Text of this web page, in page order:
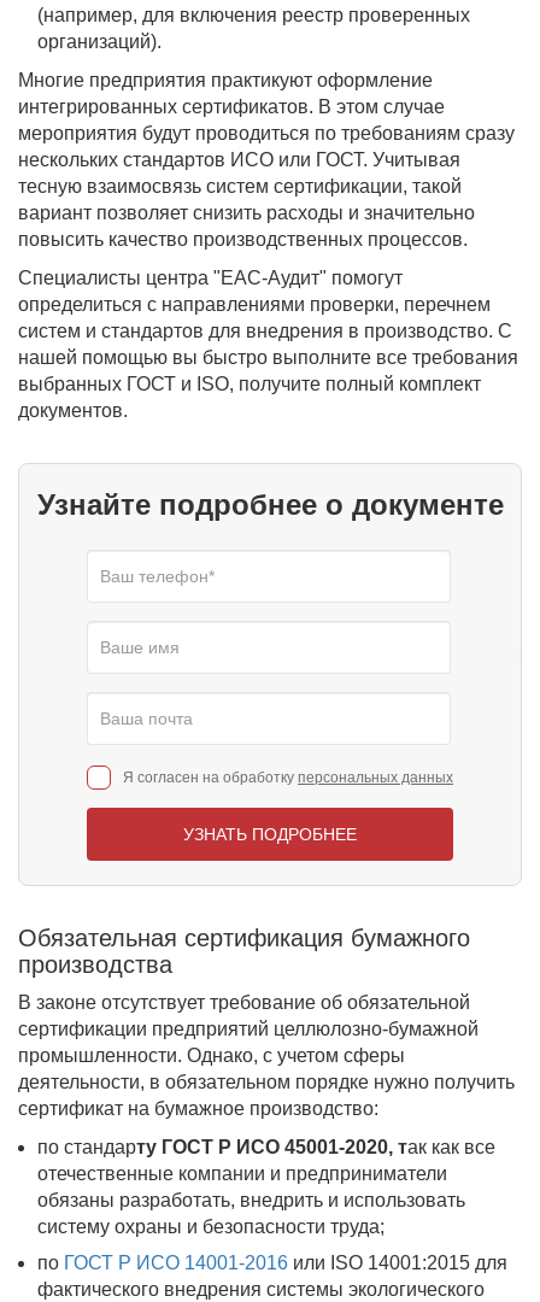
(например, для включения реестр проверенных
организаций).
Многие предприятия практикуют оформление
интегрированных сертификатов. В этом случае
мероприятия будут проводиться по требованиям сразу
нескольких стандартов ИСО или ГОСТ. Учитывая
тесную взаимосвязь систем сертификации, такой
вариант позволяет снизить расходы и значительно
повысить качество производственных процессов.
Специалисты центра "ЕАС-Аудит" помогут
определиться с направлениями проверки, перечнем
систем и стандартов для внедрения в производство. С
нашей помощью вы быстро выполните все требования
выбранных ГОСТ и ISO, получите полный комплект
документов.
Узнайте подробнее о документе
Я согласен на обработку персональных данных
УЗНАТЬ ПОДРОБНЕЕ
Обязательная сертификация бумажного
производства
В законе отсутствует требование об обязательной
сертификации предприятий целлюлозно-бумажной
промышленности. Однако, с учетом сферы
деятельности, в обязательном порядке нужно получить
сертификат на бумажное производство:
по стандарту ГОСТ Р ИСО 45001-2020, так как все
отечественные компании и предприниматели
обязаны разработать, внедрить и использовать
систему охраны и безопасности труда;
по ГОСТ Р ИСО 14001-2016 или ISO 14001:2015 для
фактического внедрения системы экологического